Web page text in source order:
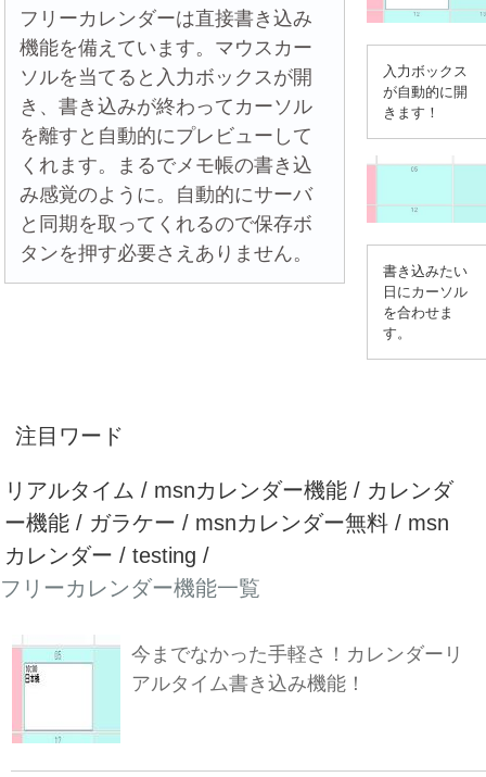
フリーカレンダーは直接書き込み
機能を備えています。マウスカー
ソルを当てると入力ボックスが開
き、書き込みが終わってカーソル
を離すと自動的にプレビューして
くれます。まるでメモ帳の書き込
み感覚のように。自動的にサーバ
と同期を取ってくれるので保存ボ
タンを押す必要さえありません。
入力ボックス
が自動的に開
きます！
書き込みたい
日にカーソル
を合わせま
す。
注目ワード
リアルタイム / msnカレンダー機能 / カレンダ
ー機能 / ガラケー / msnカレンダー無料 / msn
カレンダー / testing /
フリーカレンダー機能一覧
今までなかった手軽さ！カレンダーリ
アルタイム書き込み機能！